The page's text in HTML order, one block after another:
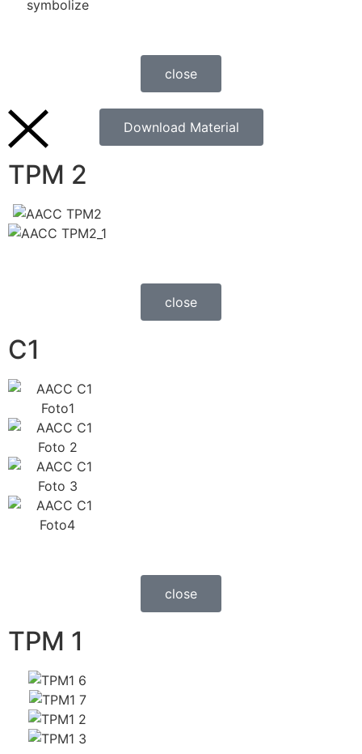
close
Download Material
TPM 2
close
C1
close
TPM 1